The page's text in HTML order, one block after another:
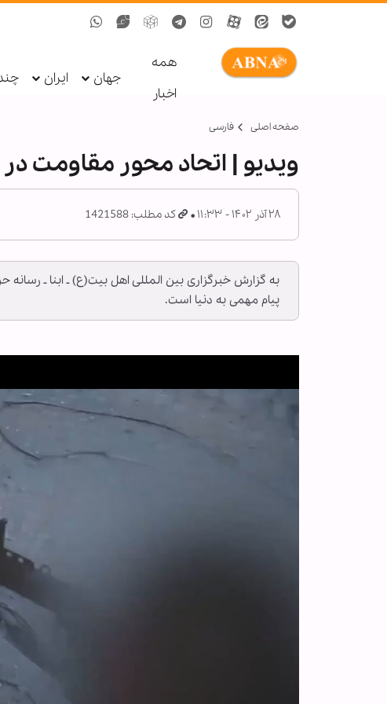
همه
اخبار
جهان ایران
صفحه اصلی فارسی
ویدیو | اتحاد محور مقاومت در
۲۸ آذر ۱۴۰۲ - ۱۱:۳۳ کد مطلب: 1421588
به گزارش خبرگزاری بین المللی اهل بیت(ع) ـ ابنا ـ
پیام مهمی به دنیا است.